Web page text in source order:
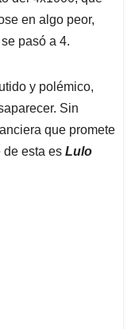
en algo peor,
pasó a 4.
y polémico,
Sin
que promete
de esta es Lulo